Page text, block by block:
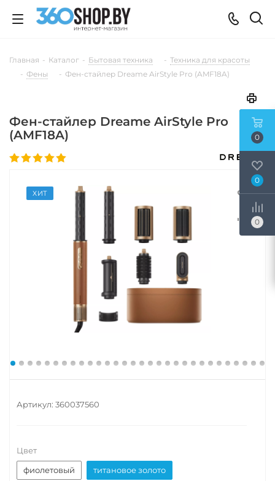
Главная - Каталог - Бытовая техника - Техника для красоты
- Фены - Фен-стайлер Dreame AirStyle Pro (AMF18A)
Фен-стайлер Dreame AirStyle Pro
(AMF18A)
ХИТ
Артикул: 360037560
Цвет
фиолетовый
титановое золото
0
0
0